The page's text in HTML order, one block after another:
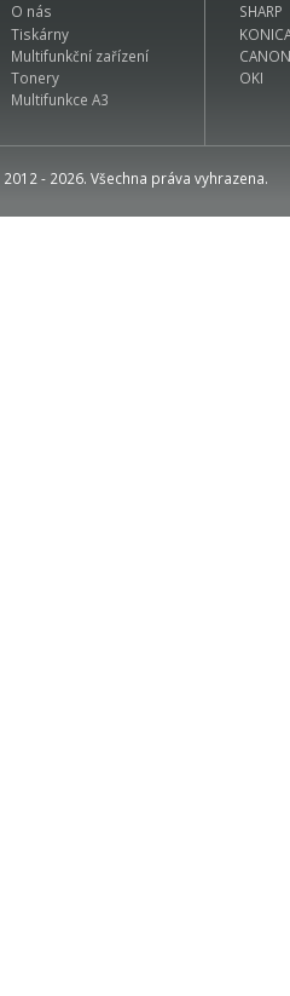
O nás
Tiskárny
Multifunkční zařízení
Tonery
Multifunkce A3
SHARP
CANON
OKI
2012 - 2026. Všechna práva vyhrazena.